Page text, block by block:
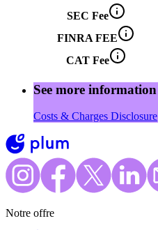
SEC Fee
FINRA FEE
CAT Fee
See more information
Costs & Charges Disclosure
Notre offre